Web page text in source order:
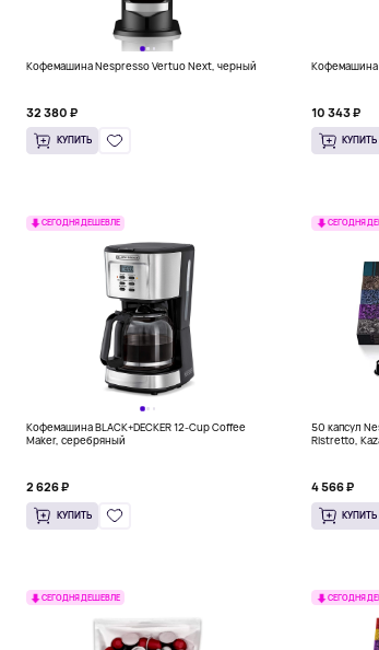
Кофемашина Nespresso Vertuo Next, черный
32 380 ₽
КУПИТЬ
Кофемашина
10 343 ₽
КУПИТЬ
СЕГОДНЯ ДЕШЕВЛЕ
Кофемашина BLACK+DECKER 12-Cup Coffee
Maker, серебряный
2 626 ₽
КУПИТЬ
СЕГОДНЯ
50 капсул
Ristretto,
4 566 ₽
КУПИТЬ
СЕГОДНЯ ДЕШЕВЛЕ СЕГОДНЯ